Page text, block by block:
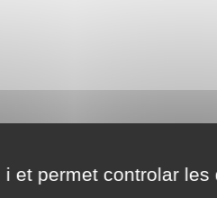
et permet controlar les